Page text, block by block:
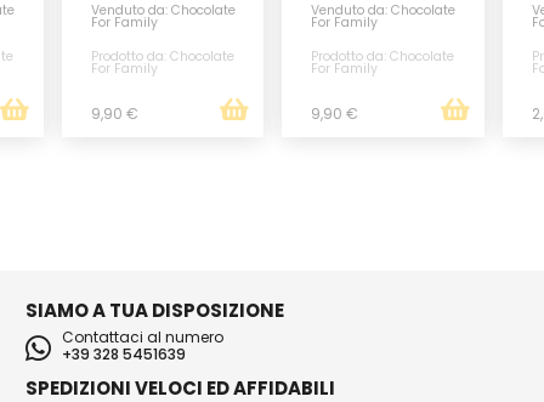
Venduto da: Chocolate
For Family
Prodotto da: Chocolate
For Family
9,90 €
Venduto da: Chocolate
For Family
Prodotto da: Chocolate
For Family
9,90 €
SIAMO A TUA DISPOSIZIONE
Contattaci al numero
+39 328 5451639
SPEDIZIONI VELOCI ED AFFIDABILI